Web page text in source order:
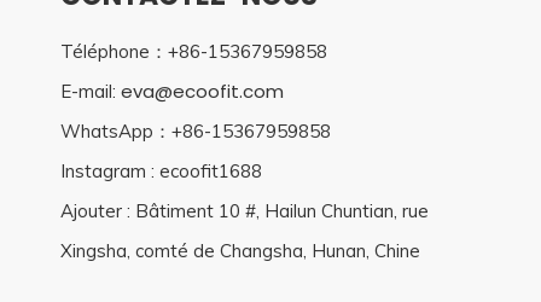
Téléphone：+86-15367959858
E-mail: eva@ecoofit.com
WhatsApp：+86-15367959858
Instagram : ecoofit1688
Ajouter : Bâtiment 10 #, Hailun Chuntian, rue
Xingsha, comté de Changsha, Hunan, Chine